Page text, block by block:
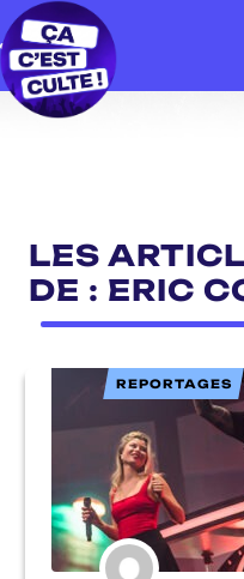
LES
DE : ERIC
REPORTAGES